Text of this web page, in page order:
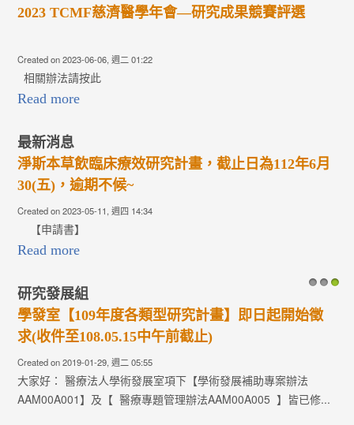
2023 TCMF慈濟醫學年會—研究成果競賽評選
Created on 2023-06-06, 週二 01:22
相關辦法請按此
Read more
最新消息
淨斯本草飲臨床療效研究計畫，截止日為112年6月
30(五)，逾期不候~
Created on 2023-05-11, 週四 14:34
【申請書】
Read more
研究發展組
學發室【109年度各類型研究計畫】即日起開始徵
求(收件至108.05.15中午前截止)
Created on 2019-01-29, 週二 05:55
大家好： 醫療法人學術發展室項下【學術發展補助專案辦法
AAM00A001】及【 醫療專題管理辦法AAM00A005 】皆已修...